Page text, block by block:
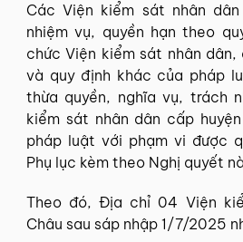
Các Viện kiểm sát nhân
nhiệm vụ, quyền hạn theo
chức Viện kiểm sát nhân
và quy định khác của pháp
thừa quyền, nghĩa vụ, trách
kiểm sát nhân dân cấp
pháp luật với phạm vi được
Phụ lục kèm theo Nghị quyết
Theo đó, Địa chỉ 04 Viện
Châu sau sáp nhập 1/7/2025